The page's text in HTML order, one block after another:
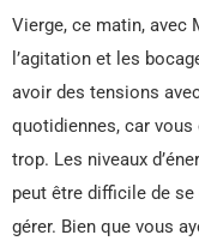
Vierge, ce matin, avec
l’agitation et les
avoir des tensions
quotidiennes, car vous
trop. Les niveaux
peut être difficile de
gérer. Bien que vous